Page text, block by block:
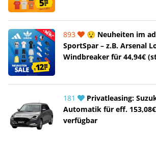
893
😯 Neuheiten im
SportSpar – z.B. Arsenal
Windbreaker für 44,94€
181
Privatleasing:
Automatik für eff.
verfügbar